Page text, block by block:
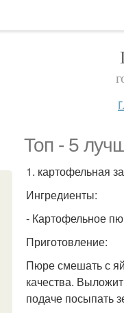
Топ - 5
1. картофельная
Ингредиенты:
- Картофельное
Приготовление:
Пюре смешать с
качества.
подаче посыпать